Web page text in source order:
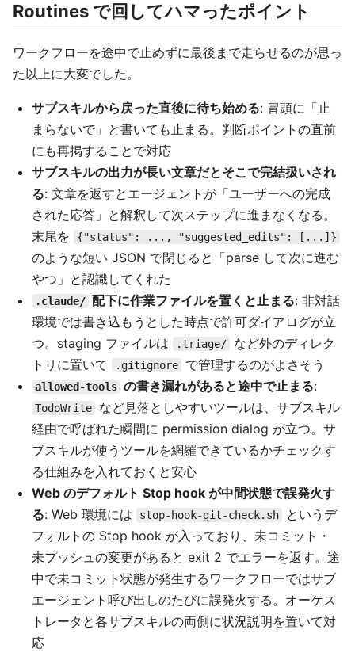
Routines で回してハマったポイント
ワークフローを途中で止めずに最後まで走らせるのが思っ
た以上に大変でした。
サブスキルから戻った直後に待ち始める: 冒頭に「止
まらないで」と書いても止まる。判断ポイントの直前
にも再掲することで対応
サブスキルの出力が長い文章だとそこで完結扱いされ
る: 文章を返すとエージェントが「ユーザーへの完成
された応答」と解釈して次ステップに進まなくなる。
末尾を
{"status": ..., "suggested_edits": [...]}
のような短い JSON で閉じると「parse して次に進む
やつ」と認識してくれた
.claude/ 配下に作業ファイルを置くと止まる: 非対話
環境では書き込もうとした時点で許可ダイアログが立
つ。staging ファイルは
.triage/
など外のディレク
トリに置いて
.gitignore で管理するのがよさそう
allowed-tools の書き漏れがあると途中で止まる:
TodoWrite
など見落としやすいツールは、サブスキル
経由で呼ばれた瞬間に permission dialog が立つ。サ
ブスキルが使うツールを網羅できているかチェックす
る仕組みを入れておくと安心
Web のデフォルト Stop hook が中間状態で誤発火す
る: Web 環境には stop-hook-git-check.sh
というデ
フォルトの Stop hook が入っており、未コミット・
未プッシュの変更があると exit 2 でエラーを返す。途
中で未コミット状態が発生するワークフローではサブ
エージェント呼び出しのたびに誤発火する。オーケス
トレータと各サブスキルの両側に状況説明を置いて対
応